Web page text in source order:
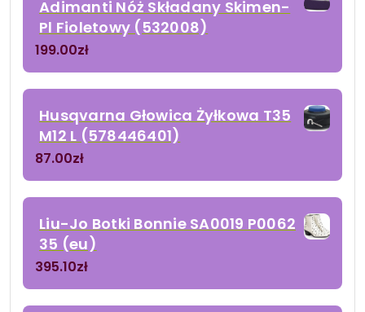
Adimanti Nóż Składany Skimen-
Pl Fioletowy (532008)
199.00zł
Husqvarna Głowica Żyłkowa T35
M12 L (578446401)
87.00zł
Liu-Jo Botki Bonnie SA0019 P0062
35 (eu)
395.10zł